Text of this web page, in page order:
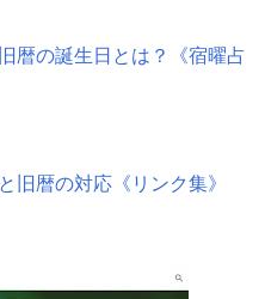
暦の誕生日とは？《宿曜占
旧暦の対応《リンク集》